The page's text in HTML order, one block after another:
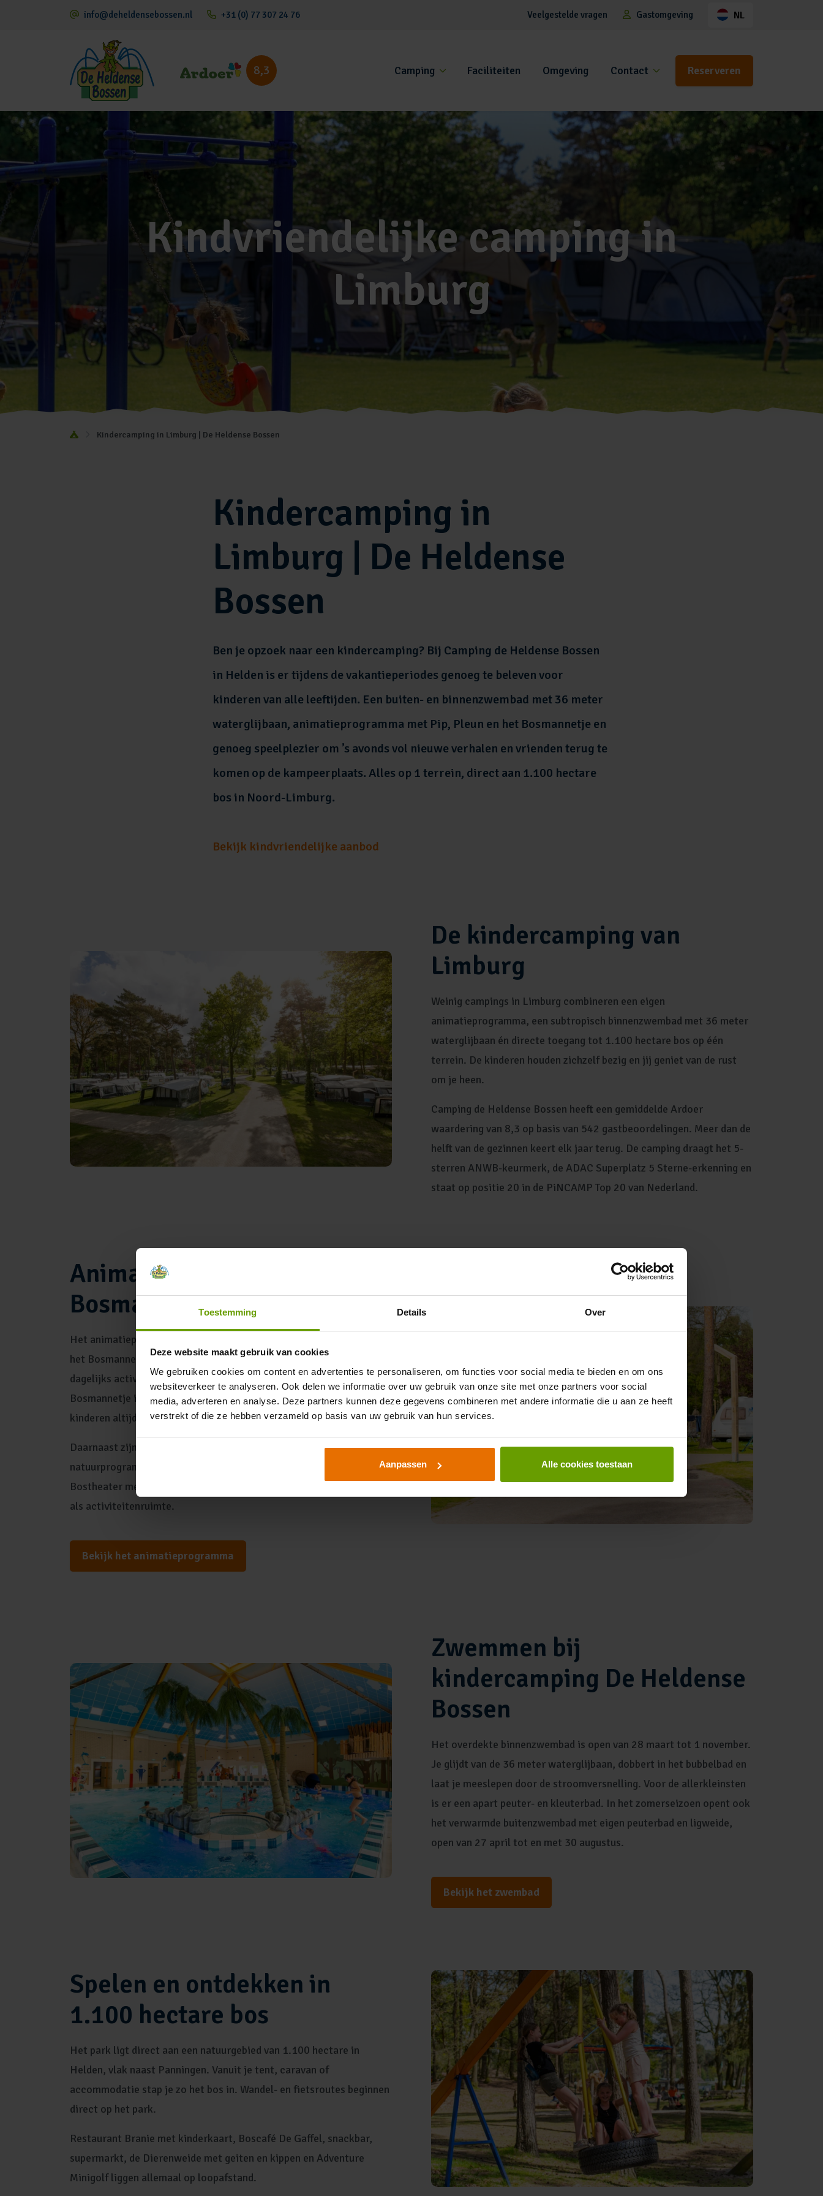
Toestemming Details Over
Deze website maakt gebruik van cookies
We gebruiken cookies om content en advertenties te personaliseren, om functies voor social media te bieden en om ons
websiteverkeer te analyseren. Ook delen we informatie over uw gebruik van onze site met onze partners voor social
media, adverteren en analyse. Deze partners kunnen deze gegevens combineren met andere informatie die u aan ze heeft
verstrekt of die ze hebben verzameld op basis van uw gebruik van hun services.
Aanpassen Alle cookies toestaan
info@deheldensebossen.nl +31 (0) 77 307 24 76 Veelgestelde vragen Gastomgeving NL
8,3 Camping Faciliteiten Omgeving Contact Reserveren
Kindvriendelijke camping in
Limburg
Kindercamping in Limburg | De Heldense Bossen
Kindercamping in
Limburg | De Heldense
Bossen
Ben je opzoek naar een kindercamping? Bij Camping de Heldense Bossen
in Helden is er tijdens de vakantieperiodes genoeg te beleven voor
kinderen van alle leeftijden. Een buiten- en binnenzwembad met 36 meter
waterglijbaan, animatieprogramma met Pip, Pleun en het Bosmannetje en
genoeg speelplezier om ’s avonds vol nieuwe verhalen en vrienden terug te
komen op de kampeerplaats. Alles op 1 terrein, direct aan 1.100 hectare
bos in Noord-Limburg.
Bekijk kindvriendelijke aanbod
De kindercamping van
Limburg
Weinig campings in Limburg combineren een eigen
animatieprogramma, een subtropisch binnenzwembad met 36 meter
waterglijbaan én directe toegang tot 1.100 hectare bos op één
terrein. De kinderen houden zichzelf bezig en jij geniet van de rust
om je heen.
Camping de Heldense Bossen heeft een gemiddelde Ardoer
waardering van 8,3 op basis van 542 gastbeoordelingen. Meer dan de
helft van de gezinnen keert elk jaar terug. De camping draagt het 5-
sterren ANWB-keurmerk, de ADAC Superplatz 5 Sterne-erkenning en
staat op positie 20 in de PiNCAMP Top 20 van Nederland.
Animatie: Pip, Pleun en het
Bosmannetje
Het animatieprogramma draait op drie eigen karakters: Pip, Pleun en
het Bosmannetje. Pip en Pleun organiseren tijdens schoolvakanties
dagelijks activiteiten waar kinderen voor terugkomen. Het
Bosmannetje is de mysterieuze bewoner van het bos, waar de
kinderen altijd op zoek naar zullen gaan.
Daarnaast zijn er de Helden Rangers, een educatief
natuurprogramma waarbij kinderen het bos ontdekken, het
Bostheater met live voorstellingen, de
als activiteitenruimte.
Bekijk het animatieprogramma
Zwemmen bij
kindercamping De Heldense
Bossen
Het overdekte binnenzwembad is open van 28 maart tot 1 november.
Je glijdt van de 36 meter waterglijbaan, dobbert in het bubbelbad en
laat je meeslepen door de stroomversnelling. Voor de allerkleinsten
is er een apart peuter- en kleuterbad. In het zomerseizoen opent ook
het verwarmde buitenzwembad met eigen peuterbad en ligweide,
open van 27 april tot en met 30 augustus.
Bekijk het zwembad
Spelen en ontdekken in
1.100 hectare bos
Het park ligt direct aan een natuurgebied van 1.100 hectare in
Helden, vlak naast Panningen. Vanuit je tent, caravan of
accommodatie stap je zo het bos in. Wandel- en fietsroutes beginnen
direct op het park.
Restaurant Branie met kinderkaart, Boscafé De Gaffel, snackbar,
supermarkt, de Dierenweide met geiten en kippen en Adventure
Minigolf liggen allemaal op loopafstand.